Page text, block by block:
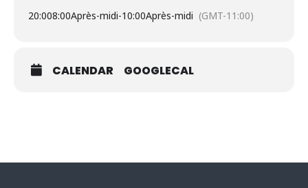
20:008:00Après-midi-10:00Après-midi (GMT-11:00)
CALENDAR GOOGLECAL